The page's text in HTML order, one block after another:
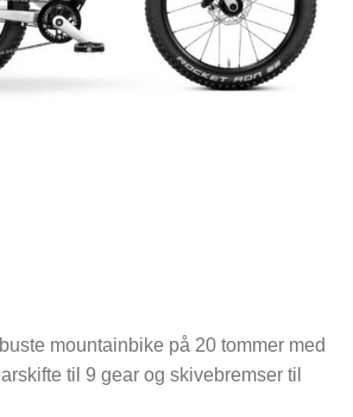
mountainbike på 20 tommer med
til 9 gear og skivebremser til